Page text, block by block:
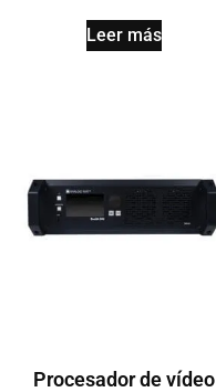
Leer más
Procesador de vídeo